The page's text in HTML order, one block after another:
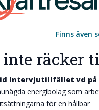
Finns även
inte räcker
intervjutillfället vd på
energibolag som
för en hållbar